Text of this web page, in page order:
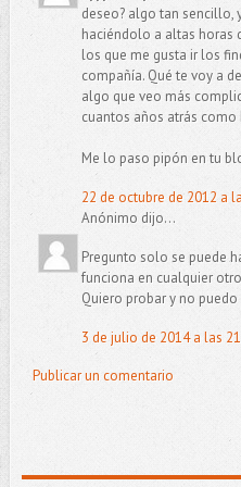
deseo? algo tan sencillo,
haciéndolo a altas horas
los que me gusta ir los
compañía. Qué te voy a
algo que veo más
cuantos años atrás
Me lo paso pipón en tu
22 de octubre de 2012 a
Anónimo dijo...
Pregunto solo se puede
funciona en cualquier
Quiero probar y no
3 de julio de 2014 a las
Publicar un comentario